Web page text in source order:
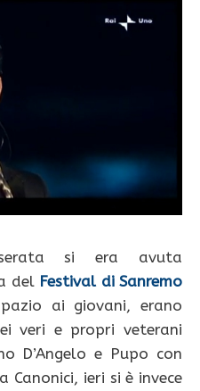
si era avuta
del Festival di Sanremo
ai giovani, erano
veri e propri veterani
D’Angelo e Pupo con
Canonici, ieri si è invece